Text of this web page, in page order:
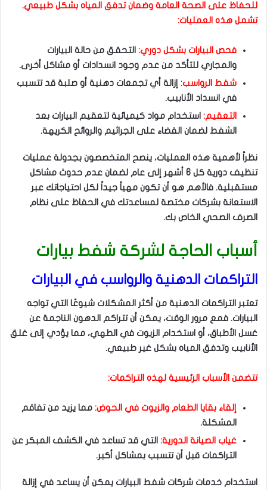
للحفاظ على الصحة العامة وضمان تدفق المياه بشكل طبيعي.
تشمل هذه العمليات:
فحص البيارات بشكل دوري: التحقق من حالة البيارات
والمجاري للتأكد من عدم وجود انسدادات أو مشاكل أخرى.
شفط الرواسب: إزالة أي تجمعات دهنية أو صلبة قد تتسبب
في انسداد الأنابيب.
التعقيم: استخدام مواد كيميائية لتعقيم البيارات بعد
الشفط لضمان القضاء على الجراثيم والروائح الكريهة.
نظراً لأهمية هذه العمليات، ينصح المتخصصون بجدولة عمليات
تنظيف دورية كل 6 أشهر إلى عام لضمان عدم حدوث مشاكل
مستقبلية. فالأهم هو أن تكون مهيأ جيداً لكل احتياجاتك عبر
الاستعانة بشركات مختصة لمساعدتك في الحفاظ على نظام
الصرف الصحي الخاص بك.
أسباب الحاجة لشركة شفط بيارات
التراكمات الدهنية والرواسب في البيارات
تعتبر التراكمات الدهنية من أكثر المشكلات شيوعًا التي تواجه
البيارات. فمع مرور الوقت، يمكن أن تتراكم الدهون الناجمة عن
غسل الأطباق، أو استخدام الزيوت في الطهي، مما يؤدي إلى غلق
الأنابيب وتدفق المياه بشكل غير طبيعي.
تتضمن الأسباب الرئيسية لهذه التراكمات:
إلقاء بقايا الطعام والزيوت في الحوض: مما يزيد من تفاقم
المشكلة.
غياب الصيانة الدورية: التي قد تساعد في الكشف المبكر عن
التراكمات قبل أن تتسبب بمشاكل أكبر.
استخدام خدمات شركات شفط البيارات يمكن أن يساعد في إزالة